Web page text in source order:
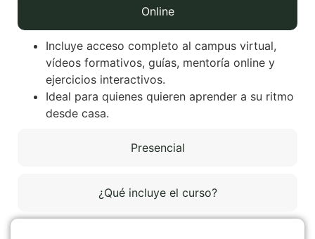
Online
Presencial
¿Qué incluye el curso?
Incluye acceso completo al campus virtual,
vídeos formativos, guías, mentoría online y
ejercicios interactivos.
Ideal para quienes quieren aprender a su ritmo
desde casa.